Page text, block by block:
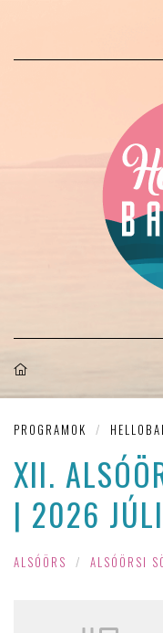
PROGRAMOK /
XII.
| 2026
ALSÓÖRS / ALSÓÖRSI